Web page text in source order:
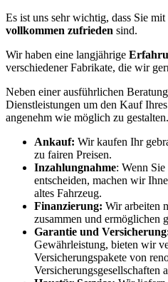
Es ist uns sehr wichtig, dass Sie
vollkommen zufrieden sind.
Wir haben eine langjährige
verschiedener Fabrikate, die wir
Neben einer ausführlichen
Dienstleistungen um den Kauf
angenehm wie möglich zu gestalten.
Ankauf: Wir kaufen Ihr
zu fairen Preisen.
Inzahlungnahme: Wenn
entscheiden, machen wir
altes Fahrzeug.
Finanzierung: Wir arbeiten
zusammen und ermöglichen
Garantie und
Gewährleistung, bieten wir
Versicherungspakete von
Versicherungsgesellschaften